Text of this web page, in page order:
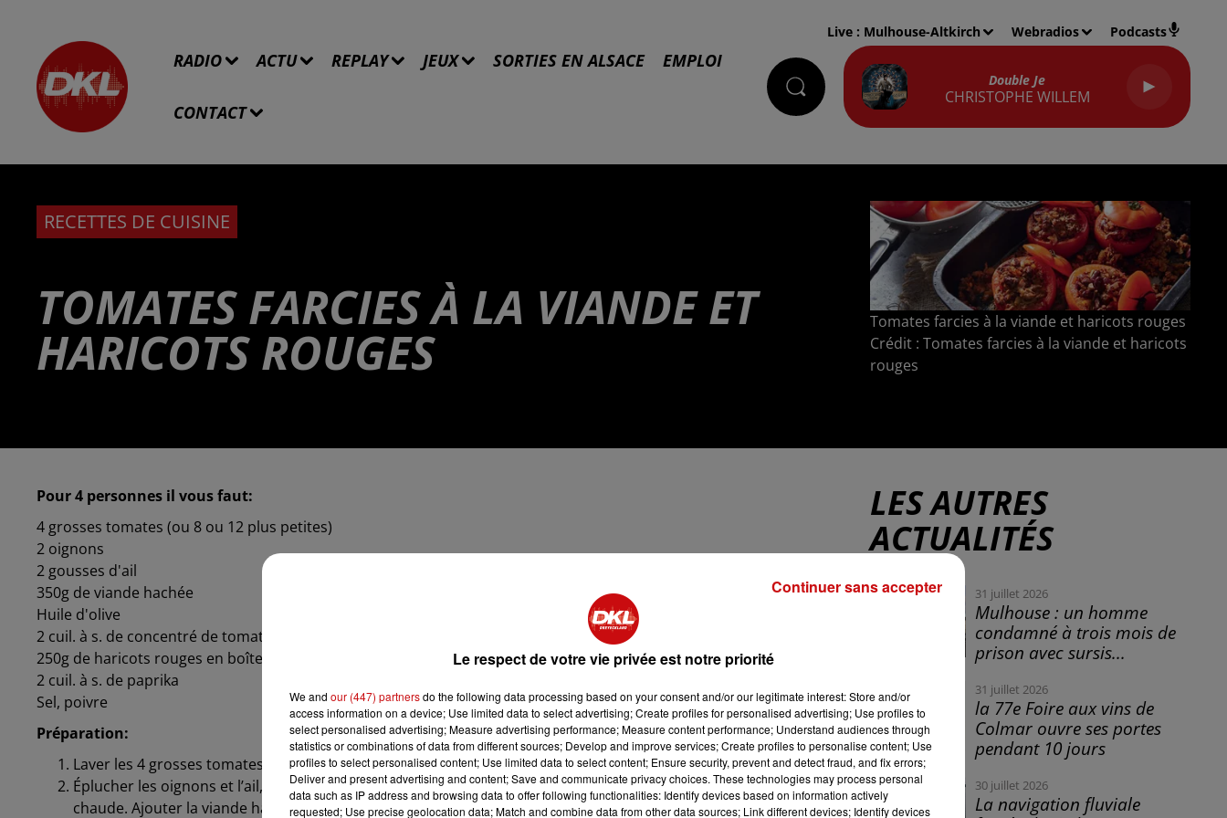
RADIO ACTU REPLAY JEUX SORTIES EN ALSACE EMPLOI
CONTACT
Live : Mulhouse-Altkirch Webradios Podcasts
Double Je
CHRISTOPHE WILLEM
RECETTES DE CUISINE
TOMATES FARCIES À LA VIANDE ET
HARICOTS ROUGES
Tomates farcies à la viande et haricots rouges
Crédit : Tomates farcies à la viande et haricots
rouges
Pour 4 personnes il vous faut:
4 grosses tomates (ou 8 ou 12 plus petites)
2 oignons
2 gousses d'ail
350g de viande hachée
Huile d'olive
2 cuil. à s. de concentré de tomate
250g de haricots rouges en boîte
2 cuil. à s. de paprika
Sel, poivre
Préparation:
Laver les 4 grosses tomates, puis couper le haut et les évider.
Éplucher les oignons et l’ail, les hacher finement, puis les faire revenir dans une grande poêle avec l’huile
chaude. Ajouter la viande hachée, puis assaisonner avec du sel, du poivre et le paprika. Laisser cuire 2-3
LES AUTRES
ACTUALITÉS
31 juillet 2026
Mulhouse : un homme
condamné à trois mois de
prison avec sursis...
31 juillet 2026
la 77e Foire aux vins de
Colmar ouvre ses portes
pendant 10 jours
30 juillet 2026
La navigation fluviale
Le respect de votre vie privée est notre priorité
We and our (447) partnersdo the following data processing based on your consent and/or our legitimate interest: Store and/or
access information on a device; Use limited data to select advertising; Create profiles for personalised advertising; Use profiles to
select personalised advertising; Measure advertising performance; Measure content performance; Understand audiences through
statistics or combinations of data from different sources; Develop and improve services; Create profiles to personalise content; Use
profiles to select personalised content; Use limited data to select content; Ensure security, prevent and detect fraud, and fix errors;
Deliver and present advertising and content; Save and communicate privacy choices. These technologies may process personal
data such as IP address and browsing data to offer following functionalities: Identify devices based on information actively
requested; Use precise geolocation data; Match and combine data from other data sources; Link different devices; Identify devices
Continuer sans accepter